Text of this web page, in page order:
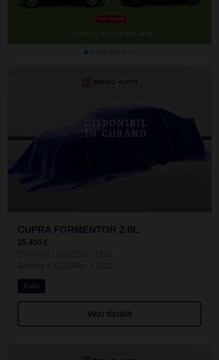
CUPRA FORMENTOR 2.0L
25.400 €
Rulat
Vezi detalii